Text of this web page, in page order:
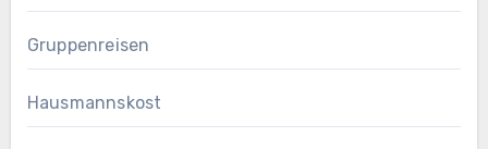
Gruppenreisen
Hausmannskost